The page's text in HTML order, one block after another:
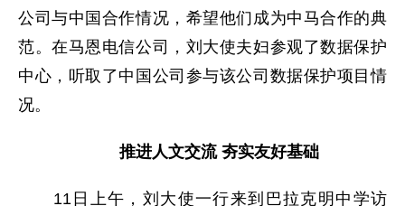
公司与中国合作情况，希望他们成为中马合作的典
范。在马恩电信公司，刘大使夫妇参观了数据保护
中心，听取了中国公司参与该公司数据保护项目情
况。
推进人文交流 夯实友好基础
11日上午，刘大使一行来到巴拉克明中学访